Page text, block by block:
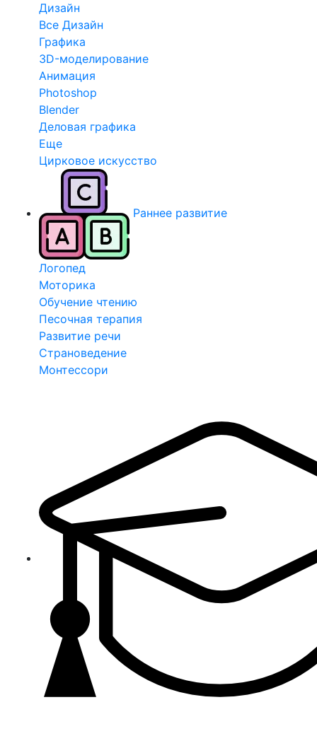
Дизайн
Все Дизайн
Графика
3D-моделирование
Анимация
Photoshop
Blender
Деловая графика
Еще
Цирковое искусство
Раннее развитие
Логопед
Моторика
Обучение чтению
Песочная терапия
Развитие речи
Страноведение
Монтессори